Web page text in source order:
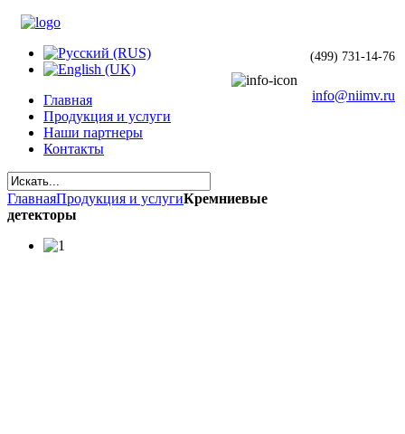
(499) 731-14-76
info@niimv.ru
Главная
Продукция и услуги
Наши партнеры
Контакты
ГлавнаяПродукция и услугиКремниевые
детекторы